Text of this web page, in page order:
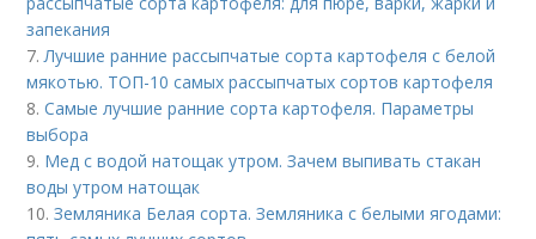
запекания
7.Лучшие ранние рассыпчатые сорта картофеля с белой
мякотью. ТОП-10 самых рассыпчатых сортов картофеля
8.Самые лучшие ранние сорта картофеля. Параметры
выбора
9. Мед с водой натощак утром. Зачем выпивать стакан
воды утром натощак
10.Земляника Белая сорта. Земляника с белыми ягодами: